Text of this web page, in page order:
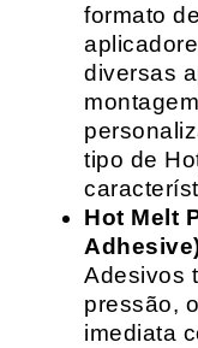
formato
diversas
tipo de
Hot Melt
Adesivos
pressão,
imediata